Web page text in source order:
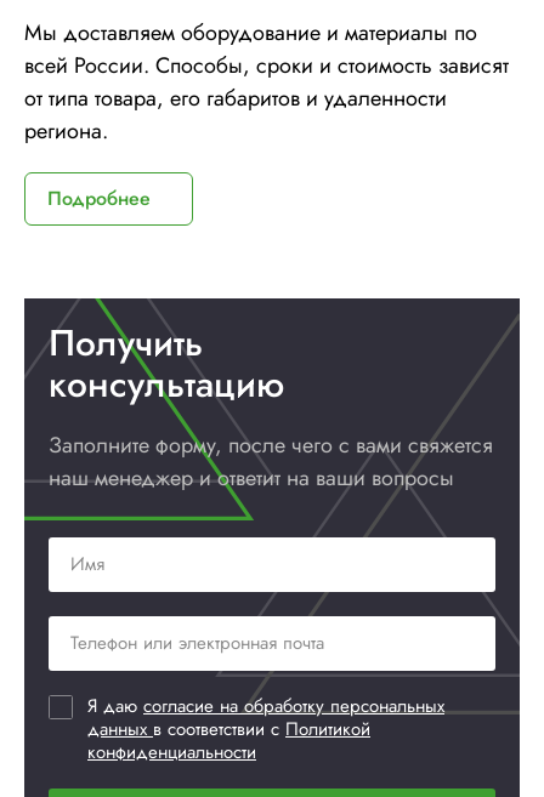
Мы доставляем оборудование и материалы по
всей России. Способы, сроки и стоимость зависят
от типа товара, его габаритов и удаленности
региона.
Подробнее
Получить
консультацию
Заполните форму, после чего с вами свяжется
наш менеджер и ответит на ваши вопросы
Я даю согласие на обработку персональных
данных в соответствии с Политикой
конфиденциальности